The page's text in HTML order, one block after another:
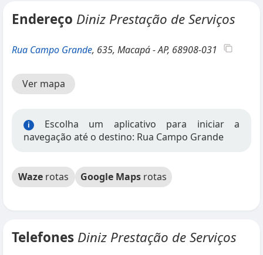
Endereço Diniz Prestação de Serviços
Rua Campo Grande, 635, Macapá - AP, 68908-031
Ver mapa
i
Escolha um aplicativo para iniciar a
navegação até o destino: Rua Campo Grande
Waze rotas Google Maps rotas
Telefones Diniz Prestação de Serviços